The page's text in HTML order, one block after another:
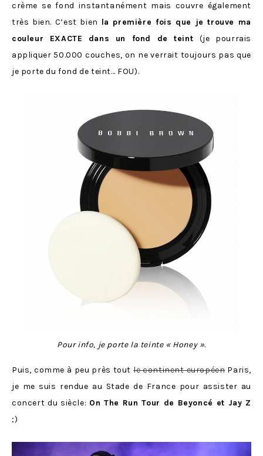
crème se fond instantanément mais couvre également
très bien. C’est bien la première fois que je trouve ma
couleur EXACTE dans un fond de teint (je pourrais
appliquer 50.000 couches, on ne verrait toujours pas que
je porte du fond de teint… FOU).
Pour info, je porte la teinte « Honey ».
Puis, comme à peu près toutle continent européenParis,
je me suis rendue au Stade de France pour assister au
concert du siècle: On The Run Tour de Beyoncé et Jay Z
;)